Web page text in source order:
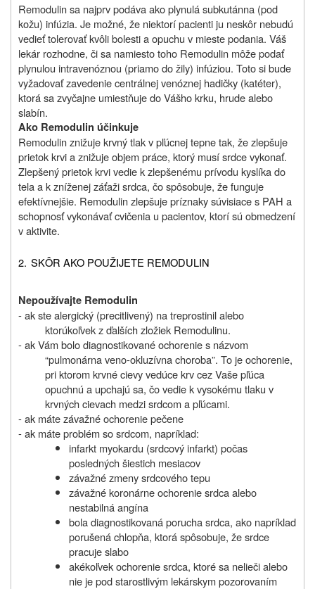
Remodulin sa najprv podáva ako plynulá subkutánna (pod
kožu) infúzia. Je možné, že niektorí pacienti ju neskôr nebudú
vedieť tolerovať kvôli bolesti a opuchu v mieste podania. Váš
lekár rozhodne, či sa namiesto toho Remodulin môže podať
plynulou intravenóznou (priamo do žily) infúziou. Toto si bude
vyžadovať zavedenie centrálnej venóznej hadičky (katéter),
ktorá sa zvyčajne umiestňuje do Vášho krku, hrude alebo
slabín.
Ako Remodulin účinkuje
Remodulin znižuje krvný tlak v pľúcnej tepne tak, že zlepšuje
prietok krvi a znižuje objem práce, ktorý musí srdce vykonať.
Zlepšený prietok krvi vedie k zlepšenému prívodu kyslíka do
tela a k zníženej záťaži srdca, čo spôsobuje, že funguje
efektívnejšie. Remodulin zlepšuje príznaky súvisiace s PAH a
schopnosť vykonávať cvičenia u pacientov, ktorí sú obmedzení
v aktivite.
2. SKÔR AKO POUŽIJETE REMODULIN
Nepoužívajte Remodulin
- ak ste alergický (precitlivený) na treprostinil alebo
ktorúkoľvek z ďalších zložiek Remodulinu.
- ak Vám bolo diagnostikované ochorenie s názvom
“pulmonárna veno-okluzívna choroba”. To je ochorenie,
pri ktorom krvné cievy vedúce krv cez Vaše pľúca
opuchnú a upchajú sa, čo vedie k vysokému tlaku v
krvných cievach medzi srdcom a pľúcami.
- ak máte závažné ochorenie pečene
- ak máte problém so srdcom, napríklad:
infarkt myokardu (srdcový infarkt) počas
posledných šiestich mesiacov
závažné zmeny srdcového tepu
závažné koronárne ochorenie srdca alebo
nestabilná angína
bola diagnostikovaná porucha srdca, ako napríklad
porušená chlopňa, ktorá spôsobuje, že srdce
pracuje slabo
akékoľvek ochorenie srdca, ktoré sa nelieči alebo
nie je pod starostlivým lekárskym pozorovaním